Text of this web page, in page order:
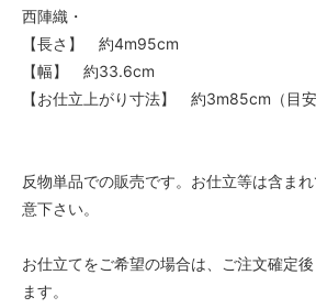
西陣織・
【長さ】 約4m95cm
【幅】 約33.6cm
【お仕立上がり寸法】 約3m85cm（目安
反物単品での販売です。お仕立等は含ま
意下さい。
お仕立てをご希望の場合は、ご注文確定
ます。